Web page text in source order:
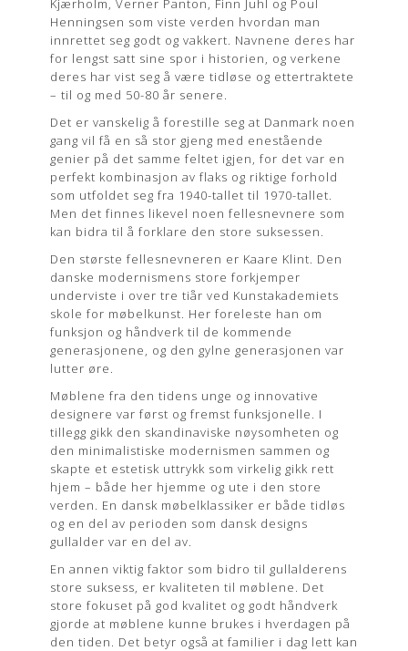
Kjærholm, Verner Panton, Finn Juhl og Poul
Henningsen som viste verden hvordan man
innrettet seg godt og vakkert. Navnene deres har
for lengst satt sine spor i historien, og verkene
deres har vist seg å være tidløse og ettertraktete
– til og med 50-80 år senere.
Det er vanskelig å forestille seg at Danmark noen
gang vil få en så stor gjeng med enestående
genier på det samme feltet igjen, for det var en
perfekt kombinasjon av flaks og riktige forhold
som utfoldet seg fra 1940-tallet til 1970-tallet.
Men det finnes likevel noen fellesnevnere som
kan bidra til å forklare den store suksessen.
Den største fellesnevneren er Kaare Klint. Den
danske modernismens store forkjemper
underviste i over tre tiår ved Kunstakademiets
skole for møbelkunst. Her foreleste han om
funksjon og håndverk til de kommende
generasjonene, og den gylne generasjonen var
lutter øre.
Møblene fra den tidens unge og innovative
designere var først og fremst funksjonelle. I
tillegg gikk den skandinaviske nøysomheten og
den minimalistiske modernismen sammen og
skapte et estetisk uttrykk som virkelig gikk rett
hjem – både her hjemme og ute i den store
verden. En dansk møbelklassiker er både tidløs
og en del av perioden som dansk designs
gullalder var en del av.
En annen viktig faktor som bidro til gullalderens
store suksess, er kvaliteten til møblene. Det
store fokuset på god kvalitet og godt håndverk
gjorde at møblene kunne brukes i hverdagen på
den tiden. Det betyr også at familier i dag lett kan